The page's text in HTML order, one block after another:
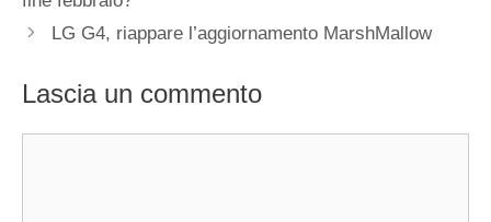
LG G4, riappare l’aggiornamento MarshMallow
Lascia un commento